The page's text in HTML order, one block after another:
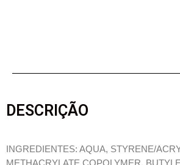
DESCRIÇÃO
INGREDIENTES: AQUA, STYRENE/